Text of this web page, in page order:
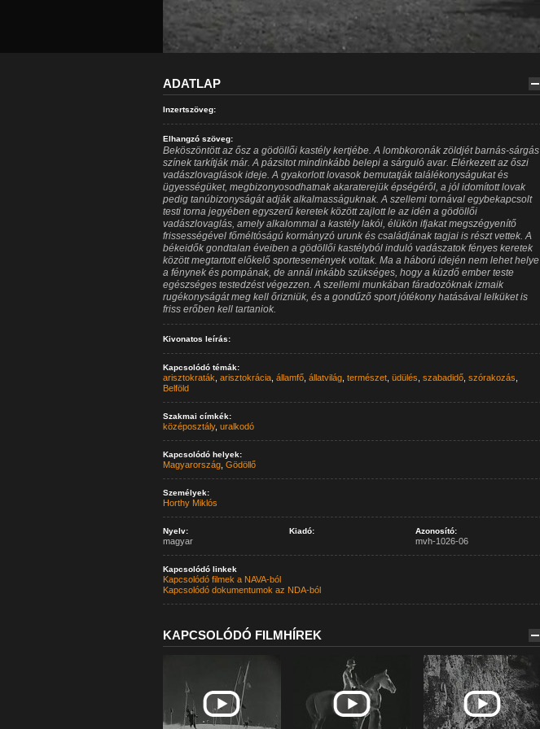
ADATLAP
Inzertszöveg:
Elhangzó szöveg:
Beköszöntött az ősz a gödöllői kastély kertjébe. A lombkoronák zöldjét barnás-sárgás
színek tarkítják már. A pázsitot mindinkább belepi a sárguló avar. Elérkezett az őszi
vadászlovaglások ideje. A gyakorlott lovasok bemutatják találékonyságukat és
ügyességüket, megbizonyosodhatnak akaraterejük épségéről, a jól idomított lovak
pedig tanúbizonyságát adják alkalmasságuknak. A szellemi tornával egybekapcsolt
testi torna jegyében egyszerű keretek között zajlott le az idén a gödöllői
vadászlovaglás, amely alkalommal a kastély lakói, élükön ifjakat megszégyenítő
frissességével főméltóságú kormányzó urunk és családjának tagjai is részt vettek. A
békeidők gondtalan éveiben a gödöllői kastélyból induló vadászatok fényes keretek
között megtartott előkelő sportesemények voltak. Ma a háború idején nem lehet helye
a fénynek és pompának, de annál inkább szükséges, hogy a küzdő ember teste
egészséges testedzést végezzen. A szellemi munkában fáradozóknak izmaik
rugékonyságát meg kell őrizniük, és a gondűző sport jótékony hatásával lelküket is
friss erőben kell tartaniok.
Kivonatos leírás:
Kapcsolódó témák:
arisztokraták arisztokrácia, államfő, állatvilág, természet, üdülés szabadidő, szórakozás
Belföld
Szakmai címkék:
középosztály, uralkodó
Kapcsolódó helyek:
Magyarország, Gödöllő
Személyek:
Horthy Miklós
Nyelv:
magyar
Kiadó: Azonosító:
mvh-1026-06
Kapcsolódó linkek
Kapcsolódó filmek a NAVA-ból
Kapcsolódó dokumentumok az NDA-ból
KAPCSOLÓDÓ FILMHÍREK